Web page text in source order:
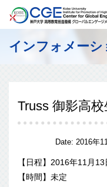
インフォメーシ
Truss 御影高
Date:2016年
【日程】2016年11月13
【時間】未定